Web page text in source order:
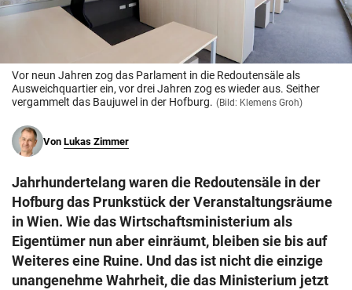
© Krone Multimedia GmbH & Co KG 2026
Muthgasse 2, 1190 Wien
Vor neun Jahren zog das Parlament in die Redoutensäle als
Ausweichquartier ein, vor drei Jahren zog es wieder aus. Seither
vergammelt das Baujuwel in der Hofburg. (Bild: Klemens Groh)
Von Lukas Zimmer
Jahrhundertelang waren die Redoutensäle in der
Hofburg das Prunkstück der Veranstaltungsräume
in Wien. Wie das Wirtschaftsministerium als
Eigentümer nun aber einräumt, bleiben sie bis auf
Weiteres eine Ruine. Und das ist nicht die einzige
unangenehme Wahrheit, die das Ministerium jetzt